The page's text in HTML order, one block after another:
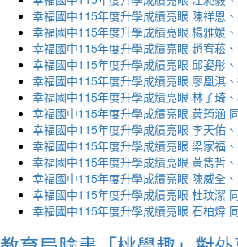
幸福國中115年度升學成績亮眼 陳祥恩
幸福國中115年度升學成績亮眼 楊雅媛
幸福國中115年度升學成績亮眼 趙宥菘
幸福國中115年度升學成績亮眼 邱姿彤
幸福國中115年度升學成績亮眼 廖凰淇
幸福國中115年度升學成績亮眼 林子琦
幸福國中115年度升學成績亮眼 黃筠涵
幸福國中115年度升學成績亮眼 李天佑
幸福國中115年度升學成績亮眼 梁家福
幸福國中115年度升學成績亮眼 黃雋哲
幸福國中115年度升學成績亮眼 陳威全
幸福國中115年度升學成績亮眼 杜玟潔
幸福國中115年度升學成績亮眼 石柏煒